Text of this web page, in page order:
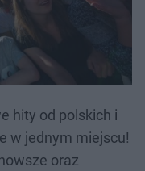
hity od polskich i
w jednym miejscu!
oraz